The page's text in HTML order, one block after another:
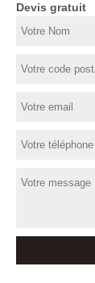
Devis gratuit